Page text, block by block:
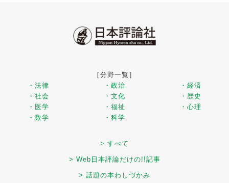
［分野一覧］
・法律
・政治
・経済
・社会
・文化
・歴史
・医学
・福祉
・心理
・数学
・科学
> すべて
> Web日本評論だけの!!記事
> 話題の本わしづかみ